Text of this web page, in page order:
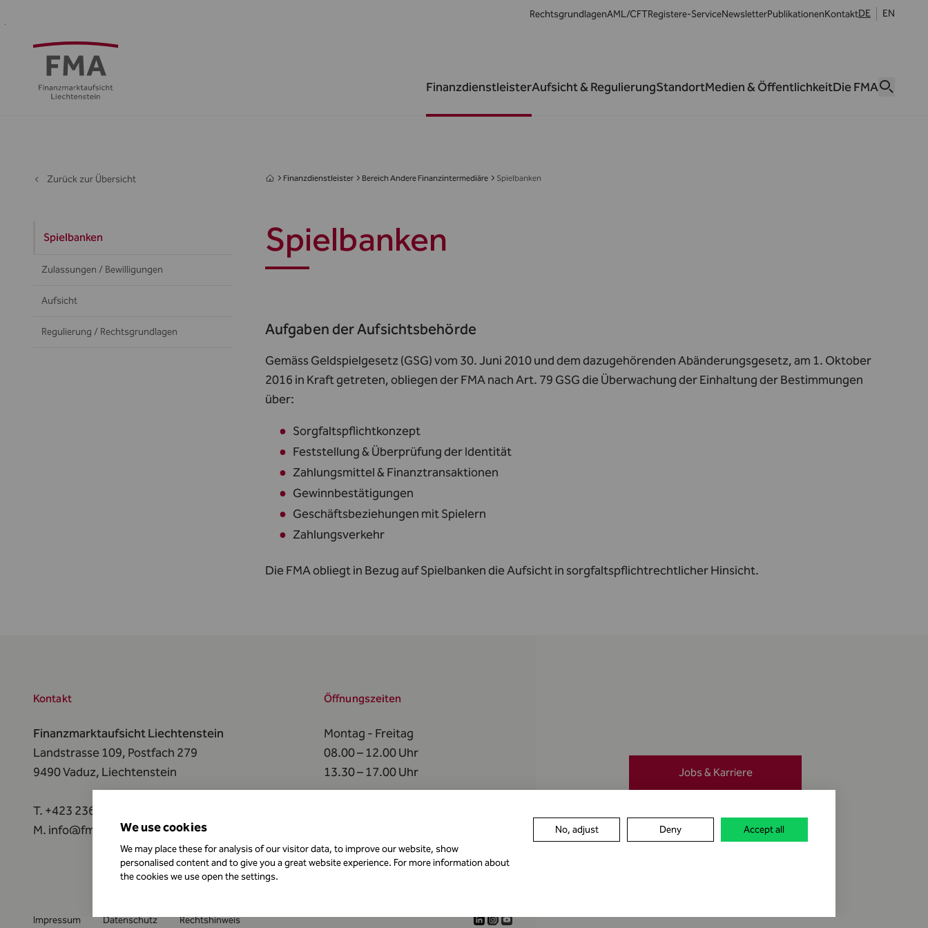
Regulierung
Öffentlichkeit
RechtsgrundlagenAML/CFTRegistere-ServiceNewsletterPublikationenKontaktDE EN
FinanzdienstleisterAufsicht & RegulierungStandortMedien & ÖffentlichkeitDie FMA
Zurück zur Übersicht
Spielbanken
Zulassungen / Bewilligungen
Aufsicht
Regulierung / Rechtsgrundlagen
Finanzdienstleister Bereich Andere Finanzintermediäre Spielbanken
Spielbanken
Aufgaben der Aufsichtsbehörde
Gemäss Geldspielgesetz (GSG) vom 30. Juni 2010 und dem dazugehörenden Abänderungsgesetz, am 1. Oktober
2016 in Kraft getreten, obliegen der FMA nach Art. 79 GSG die Überwachung der Einhaltung der Bestimmungen
über:
Sorgfaltspflichtkonzept
Feststellung & Überprüfung der Identität
Zahlungsmittel & Finanztransaktionen
Gewinnbestätigungen
Geschäftsbeziehungen mit Spielern
Zahlungsverkehr
Die FMA obliegt in Bezug auf Spielbanken die Aufsicht in sorgfaltspflichtrechtlicher Hinsicht.
Kontakt
Finanzmarktaufsicht Liechtenstein
Landstrasse 109, Postfach 279
9490 Vaduz, Liechtenstein
T. +423 236 73 73
M. info@fma-li.li
Öffnungszeiten
Montag - Freitag
08.00 – 12.00 Uhr
13.30 – 17.00 Uhr
Impressum Datenschutz Rechtshinweis
Jobs & Karriere
We use cookies
We may place these for analysis of our visitor data, to improve our website, show
personalised content and to give you a great website experience. For more information about
the cookies we use open the settings.
No, adjust Deny Accept all